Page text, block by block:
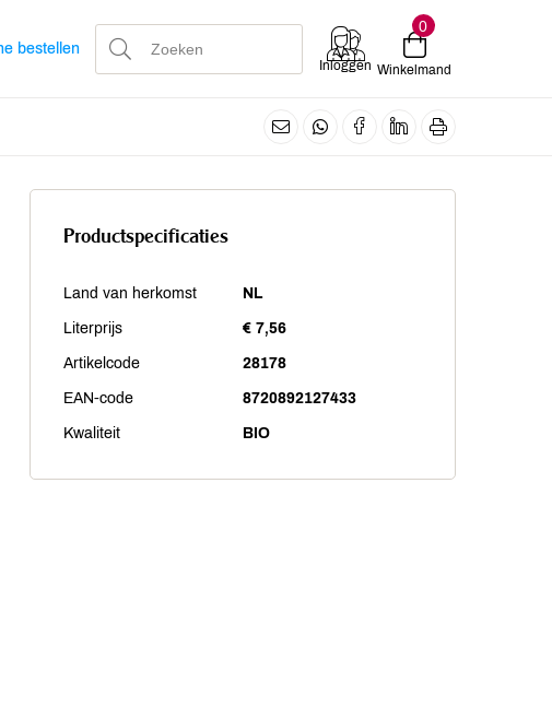
bestellen
Inloggen
0
Winkelmand
Productspecificaties
Land van herkomst NL
Literprijs € 7,56
Artikelcode 28178
EAN-code 8720892127433
Kwaliteit BIO